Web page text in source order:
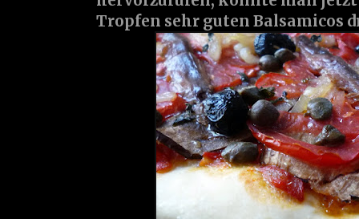
Tropfen sehr guten Balsamicos